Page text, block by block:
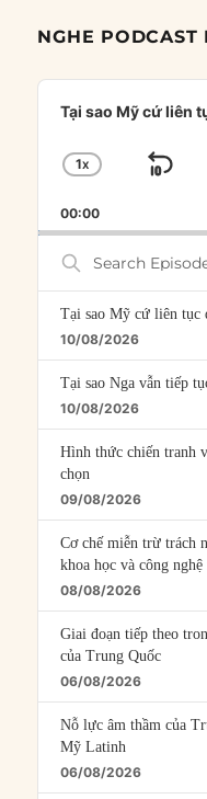
NGHE PODCAST
Audio
Player
Tại sao Mỹ cứ liên
CHANGE
RATE
1X
00:00
Search
Episodes
Tại sao Mỹ cứ liên tục
10/08/2026
Tại sao Nga vẫn tiếp
10/08/2026
Hình thức chiến tranh
chọn
09/08/2026
Cơ chế miễn trừ trách
khoa học và công
08/08/2026
Giai đoạn tiếp theo
của Trung Quốc
06/08/2026
Nỗ lực âm thầm của
Mỹ Latinh
06/08/2026